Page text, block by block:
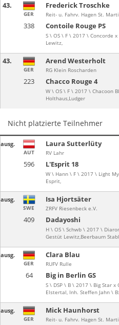
43.
338 Contoile Rouge PS
S \ OS \ F \ 2017 \ Concorde
Lewitz,
GER
Frederick Troschke
Reit- u. Fahrv. Hagen St.
43.
223 Chacco Rouge 4
W \ OS \ F \ 2017 \ Chacoon
Holthaus,Ludger
GER
Arend Westerholt
RG Klein Roscharden
Nicht platzierte Teilnehmer
ausg.
596 L'Esprit 18
W \ Hann \ F \ 2017 \ Light
Esprit,
AUT
Laura Sutterlüty
RV Lahr
ausg.
409 Dadayoshi
H \ OS \ Schwb \ 2017 \
Gestüt Lewitz,Beerbaum
SWE
Isa Hjortsäter
ZRFV Riesenbeck e.V.
ausg.
64 Big in Berlin GS
S \ DSP \ B \ 2017 \ Big Star
Elstertal, Inh. Steffen Jahn \
GER
Clara Blau
RUFV Rulle
ausg.
GER
Mick Haunhorst
Reit- u. Fahrv. Hagen St.